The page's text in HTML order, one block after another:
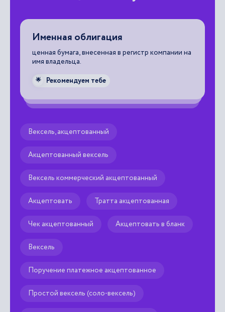
Именная облигация
ценная бумага, внесенная в регистр компании на
имя владельца.
🌟 Рекомендуем тебе
Вексель, акцептованный
Акцептованный вексель
Вексель коммерческий акцептованный
Акцептовать Тратта акцептованная
Чек акцептованный Акцептовать в бланк
Вексель
Поручение платежное акцептованное
Простой вексель (соло-вексель)